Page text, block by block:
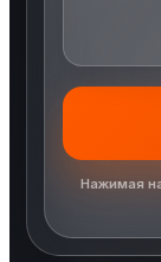
Нажимая